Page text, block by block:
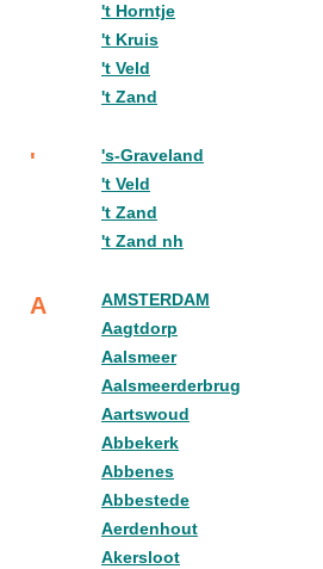
't Horntje
't Kruis
't Veld
't Zand
'
's-Graveland
't Veld
't Zand
't Zand nh
A
AMSTERDAM
Aagtdorp
Aalsmeer
Aalsmeerderbrug
Aartswoud
Abbekerk
Abbenes
Abbestede
Aerdenhout
Akersloot